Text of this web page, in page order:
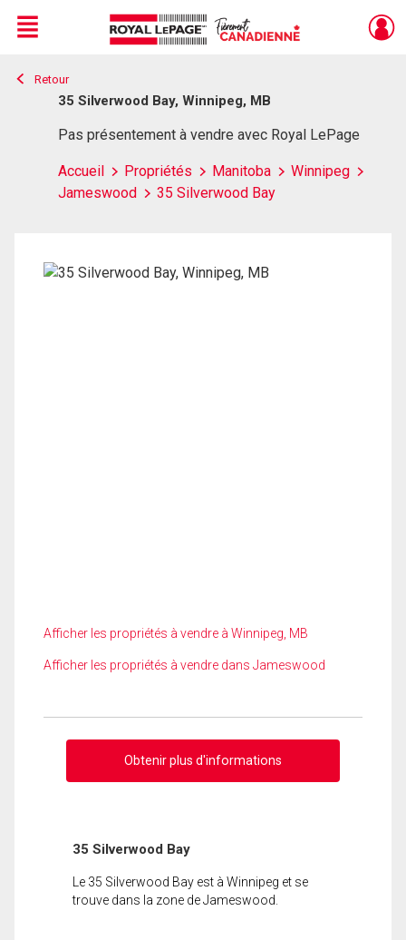
Live
En Direct
Menu
Retour
35 Silverwood Bay, Winnipeg, MB
Pas présentement à vendre avec Royal LePage
Accueil Propriétés Manitoba
Winnipeg
Jameswood
35 Silverwood Bay
Afficher les propriétés à vendre à Winnipeg, MB
Afficher les propriétés à vendre dans Jameswood
Obtenir plus d'informations
35 Silverwood Bay
Le 35 Silverwood Bay est à Winnipeg et se
trouve dans la zone de Jameswood.